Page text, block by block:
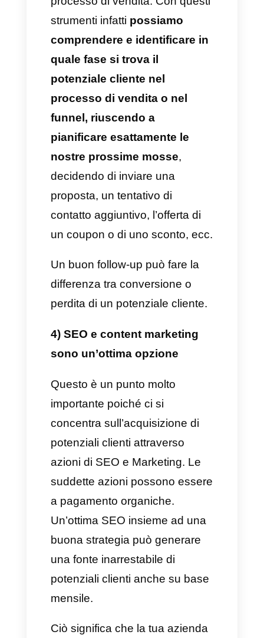
cambiare e attenersi a ciascun
cliente.
circostanza risiede nel
comprendere cosa sta
succedendo al potenziale
cliente e parlare apertamente
con lui facendolo sentire
ascoltato e importante.
cosa ha bisogno e lasciarlo
parlare, così da creare una
rispetto reciproco.
In questa fase ciò che conta di
più e comprendere il problema
che attanaglia il potenziale
cliente, ciò di cui ha bisogno e
cosa sta cercando, creando in
questo modo un’interazione
personalizzata e specifica.
2) Le dimostrazioni sono tutto
Quando un visitatore si
converte in un potenziale